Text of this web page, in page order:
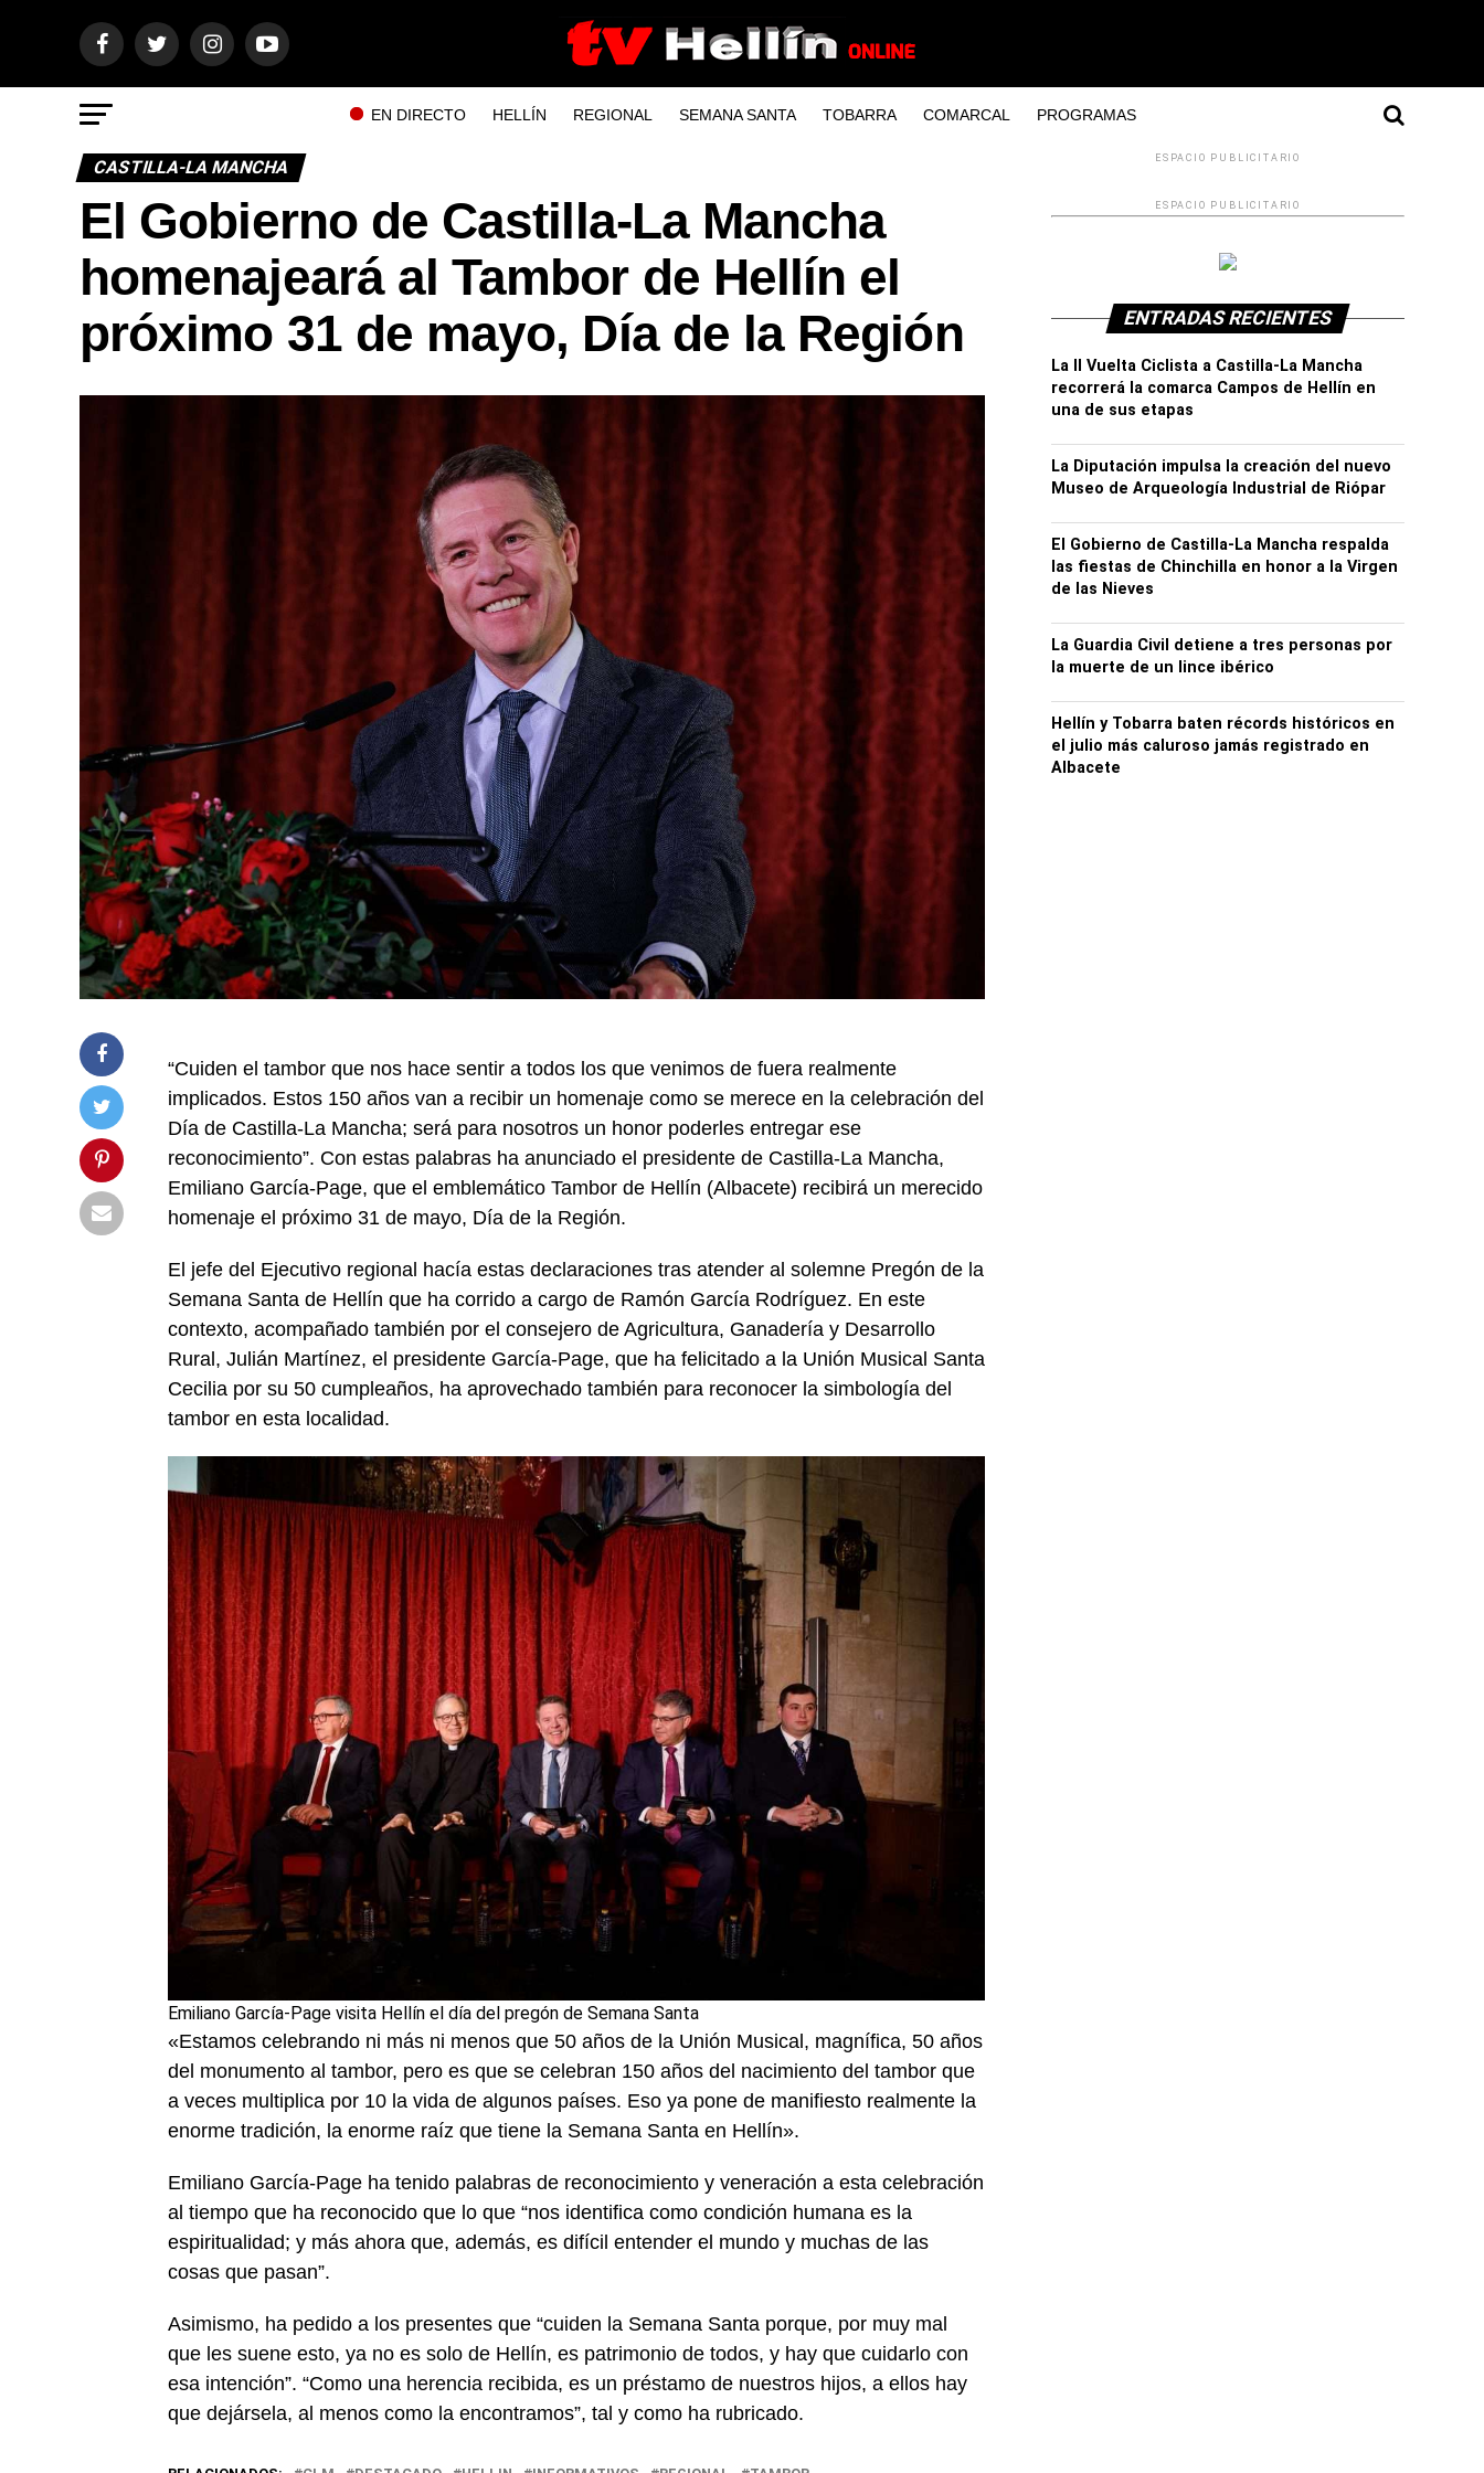
EN DIRECTO HELLÍN REGIONAL SEMANA SANTA TOBARRA COMARCAL PROGRAMAS
CASTILLA-LA MANCHA
El Gobierno de Castilla-La Mancha
homenajeará al Tambor de Hellín el
próximo 31 de mayo, Día de la Región
“Cuiden el tambor que nos hace sentir a todos los que venimos de fuera realmente
implicados. Estos 150 años van a recibir un homenaje como se merece en la celebración del
Día de Castilla-La Mancha; será para nosotros un honor poderles entregar ese
reconocimiento”. Con estas palabras ha anunciado el presidente de Castilla-La Mancha,
Emiliano García-Page, que el emblemático Tambor de Hellín (Albacete) recibirá un merecido
homenaje el próximo 31 de mayo, Día de la Región.
El jefe del Ejecutivo regional hacía estas declaraciones tras atender al solemne Pregón de la
Semana Santa de Hellín que ha corrido a cargo de Ramón García Rodríguez. En este
contexto, acompañado también por el consejero de Agricultura, Ganadería y Desarrollo
Rural, Julián Martínez, el presidente García-Page, que ha felicitado a la Unión Musical Santa
Cecilia por su 50 cumpleaños, ha aprovechado también para reconocer la simbología del
tambor en esta localidad.
Emiliano García-Page visita Hellín el día del pregón de Semana Santa
«Estamos celebrando ni más ni menos que 50 años de la Unión Musical, magnífica, 50 años
del monumento al tambor, pero es que se celebran 150 años del nacimiento del tambor que
a veces multiplica por 10 la vida de algunos países. Eso ya pone de manifiesto realmente la
enorme tradición, la enorme raíz que tiene la Semana Santa en Hellín».
Emiliano García-Page ha tenido palabras de reconocimiento y veneración a esta celebración
al tiempo que ha reconocido que lo que “nos identifica como condición humana es la
espiritualidad; y más ahora que, además, es difícil entender el mundo y muchas de las
cosas que pasan”.
Asimismo, ha pedido a los presentes que “cuiden la Semana Santa porque, por muy mal
que les suene esto, ya no es solo de Hellín, es patrimonio de todos, y hay que cuidarlo con
esa intención”. “Como una herencia recibida, es un préstamo de nuestros hijos, a ellos hay
que dejársela, al menos como la encontramos”, tal y como ha rubricado.
ESPACIO PUBLICITARIO
ESPACIO PUBLICITARIO
ENTRADAS RECIENTES
La II Vuelta Ciclista a Castilla-La Mancha
recorrerá la comarca Campos de Hellín en
una de sus etapas
La Diputación impulsa la creación del nuevo
Museo de Arqueología Industrial de Riópar
El Gobierno de Castilla-La Mancha respalda
las fiestas de Chinchilla en honor a la Virgen
de las Nieves
La Guardia Civil detiene a tres personas por
la muerte de un lince ibérico
Hellín y Tobarra baten récords históricos en
el julio más caluroso jamás registrado en
Albacete